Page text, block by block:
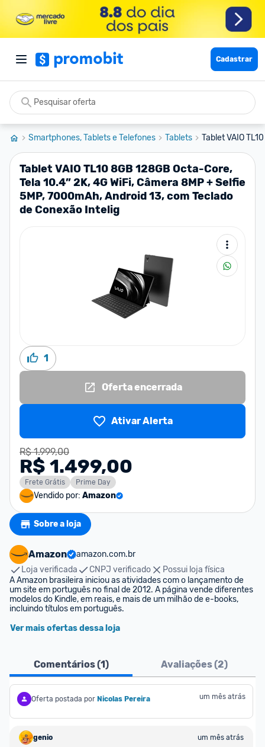
Cadastrar
Smartphones, Tablets e Telefones Tablets Tablet VAIO
Tablet VAIO TL10 8GB 128GB Octa-Core,
Tela 10.4” 2K, 4G WiFi, Câmera 8MP + Selfie
5MP, 7000mAh, Android 13, com Teclado
de Conexão Intelig
1
Oferta encerrada
Ativar Alerta
R$ 1.999,00
R$ 1.499,00
Frete Grátis Prime Day
Vendido por: Amazon
Sobre a loja
Amazon
amazon.com.br
Loja verificada
CNPJ verificado
Possui loja física
A Amazon brasileira iniciou as atividades com o lançamento de
um site em português no final de 2012. A página vende diferentes
modelos do Kindle, em reais, e mais de um milhão de e-books,
incluindo títulos em português.
Ver mais ofertas dessa loja
Comentários (1) Avaliações (2)
Oferta postada por Nicolas Pereira um mês atrás
genio
um mês atrás